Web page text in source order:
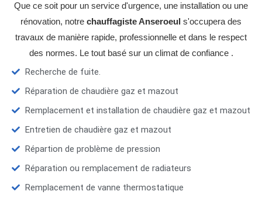
Que ce soit pour un service d'urgence, une installation ou une
rénovation, notre chauffagiste Anseroeul s'occupera des
travaux de manière rapide, professionnelle et dans le respect
des normes. Le tout basé sur un climat de confiance .
Recherche de fuite.
Réparation de chaudière gaz et mazout
Remplacement et installation de chaudière gaz et mazout
Entretien de chaudière gaz et mazout
Répartion de problème de pression
Réparation ou remplacement de radiateurs
Remplacement de vanne thermostatique